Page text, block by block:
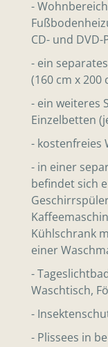
-
CD- und DVD-
- ein
(160 cm x
- ein weiteres
Einzelbetten
- kostenfreies
- in einer
befindet sich
Kühlschrank
einer
-
Waschtisch,
-
- Plissees in